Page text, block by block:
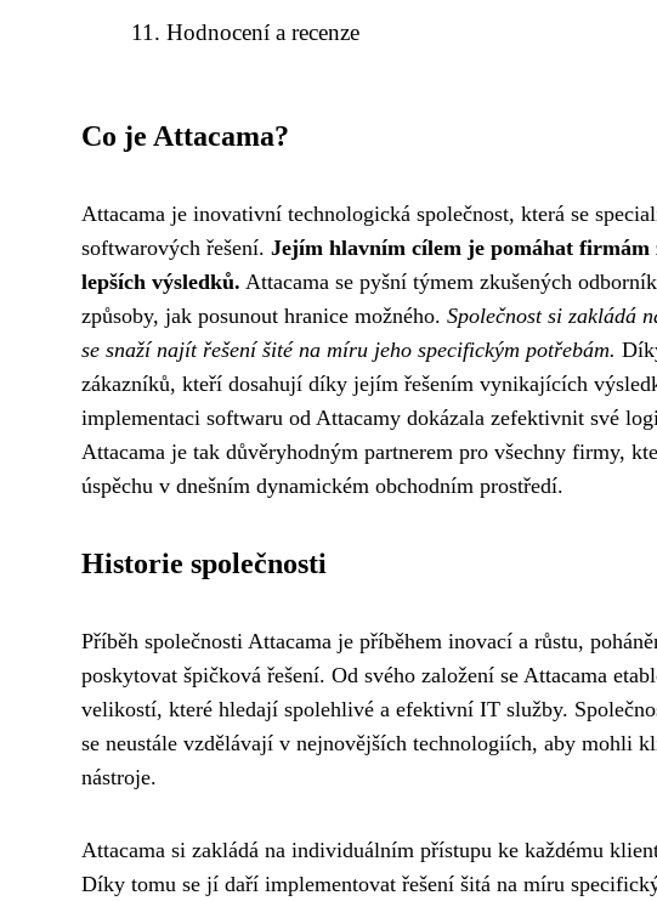
Hodnocení a recenze
Co je Attacama?
Attacama je inovativní technologická společnost, která se
softwarových řešení. Jejím hlavním cílem je pomáhat
lepších výsledků. Attacama se pyšní týmem zkušených
způsoby, jak posunout hranice možného. Společnost si zakládá
se snaží najít řešení šité na míru jeho specifickým potřebám.
zákazníků, kteří dosahují díky jejím řešením vynikajících
implementaci softwaru od Attacamy dokázala zefektivnit své
Attacama je tak důvěryhodným partnerem pro všechny firmy,
úspěchu v dnešním dynamickém obchodním prostředí.
Historie společnosti
Příběh společnosti Attacama je příběhem inovací a růstu,
poskytovat špičková řešení. Od svého založení se Attacama
velikostí, které hledají spolehlivé a efektivní IT služby.
se neustále vzdělávají v nejnovějších technologiích, aby mohli
nástroje.
Attacama si zakládá na individuálním přístupu ke každému
Díky tomu se jí daří implementovat řešení šitá na míru